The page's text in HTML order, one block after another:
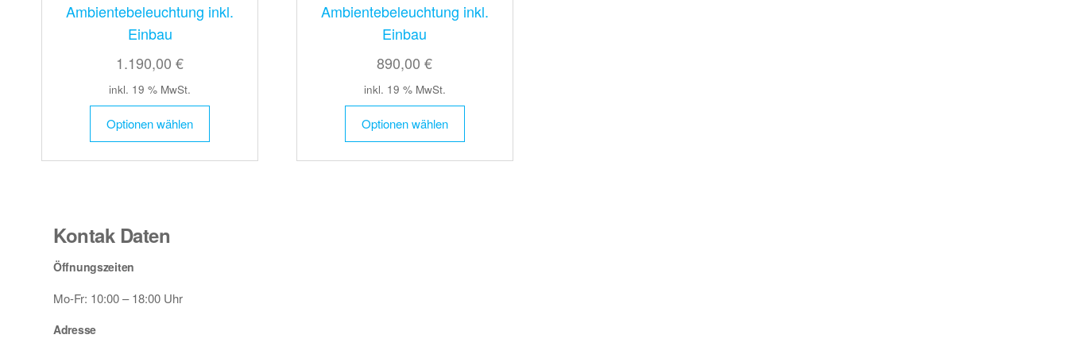
Ambientebeleuchtung inkl.
Einbau
1.190,00 €
inkl. 19 % MwSt.
Optionen wählen
Ambientebeleuchtung inkl.
Einbau
890,00 €
inkl. 19 % MwSt.
Optionen wählen
Kontak Daten
Öffnungszeiten
Mo-Fr: 10:00 – 18:00 Uhr
Adresse